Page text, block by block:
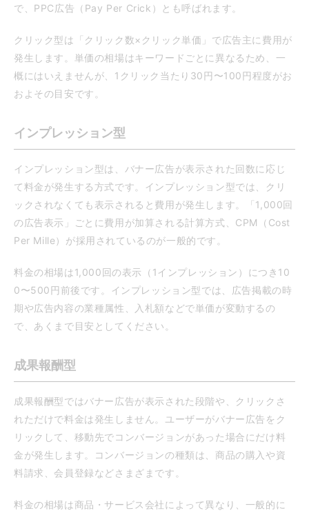
で、PPC広告（Pay Per Crick）とも呼ばれます。
クリック型は「クリック数×クリック単価」で広告主に費用が
発生します。単価の相場はキーワードごとに異なるため、一
概にはいえませんが、1クリック当たり30円〜100円程度がお
およその目安です。
インプレッション型
インプレッション型は、バナー広告が表示された回数に応じ
て料金が発生する方式です。インプレッション型では、クリ
ックされなくても表示されると費用が発生します。「1,000回
の広告表示」ごとに費用が加算される計算方式、CPM（Cost
Per Mille）が採用されているのが一般的です。
料金の相場は1,000回の表示（1インプレッション）につき10
0〜500円前後です。インプレッション型では、広告掲載の時
期や広告内容の業種属性、入札額などで単価が変動するの
で、あくまで目安としてください。
成果報酬型
成果報酬型ではバナー広告が表示された段階や、クリックさ
れただけで料金は発生しません。ユーザーがバナー広告をク
リックして、移動先でコンバージョンがあった場合にだけ料
金が発生します。コンバージョンの種類は、商品の購入や資
料請求、会員登録などさまざまです。
料金の相場は商品・サービス会社によって異なり、一般的に